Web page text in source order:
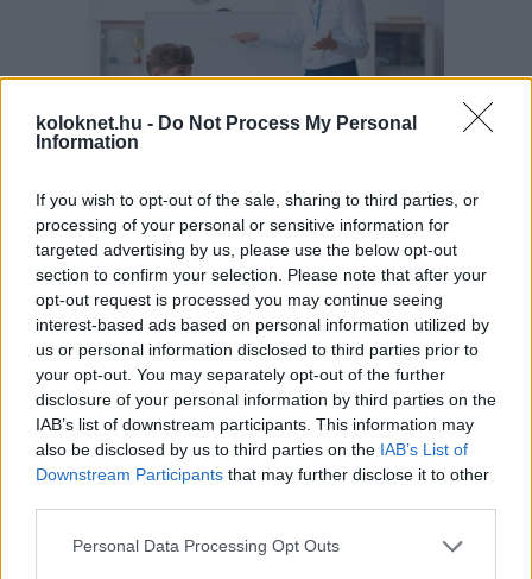
koloknet.hu - Do Not Process My Personal
Information
If you wish to opt-out of the sale, sharing to third parties, or
processing of your personal or sensitive information for
targeted advertising by us, please use the below opt-out
section to confirm your selection. Please note that after your
opt-out request is processed you may continue seeing
interest-based ads based on personal information utilized by
us or personal information disclosed to third parties prior to
your opt-out. You may separately opt-out of the further
disclosure of your personal information by third parties on the
IAB’s list of downstream participants. This information may
also be disclosed by us to third parties on the IAB’s List of
Downstream Participants that may further disclose it to other
Please note that this website/app uses one or more Google
Personal Data Processing Opt Outs
A szülők sokfélék, de abban legtöbben
egyetértenek: nem szeretnék, ha a tanár kiabálna
gyermekükkel az iskolában. Ám ha egy
pedagógusnak egyszerre több, mint húsz
gyermeket kell fegyelmeznie, segítség és korszerű
módszertani eszköztár nélkül könnyen
eszköztelennek érezheti magát, ennek pedig
gyakran a kiabálás a következménye.
Erre (is) kínál megoldást aPozitív Fegyelmezés az
módszertana, amelyet az elmúlt két
évben egy Erasmus+ partnerségi projekt keretében
próbáltak ki hat európai ország iskoláiban, a makói
Szignum Iskola
vezetésével.
Pelusos gyerek az oviban: Minden